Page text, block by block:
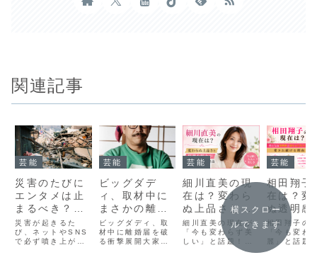
関連記事
芸能
災害のたびに
エンタメは止
まるべき？一
律自粛にSNS
がざわつく本
当の理由とは
災害が起きるた
び、ネットやSNS
で必ず噴き上がる
芸能
ビッグダデ
ィ、取材中に
まさかの離婚
届ビリッ！“破
る瞬間”ににじ
んだ波乱万丈
ビッグダディ、取
材中に離婚届を破
る衝撃展開大家族
芸能
細川直美の現
在は？変わら
ぬ上品さと優
雅な魅力が愛
され続ける理
由
細川直美の現在が
「今も変わらず美
しい」と話題！細
川直美さんは、モ
芸能
相田翔子
在は？変
ぬ透明感
やかな生
が愛さ
る理由
相田翔子の
「今も変わ
麗」と話題
翔子さんは
横スクロー
ルできます